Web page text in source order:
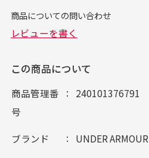
この商品について
商品管理番
号
240101376791
ブランド UNDER